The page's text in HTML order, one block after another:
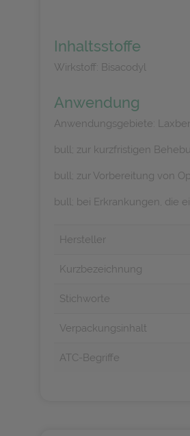
Inhaltsstoffe
Wirkstoff: Bisacodyl
Anwendung
Anwendungsgebiete:
bull; zur kurzfristigen
bull; zur Vorbereitung von
bull; bei Erkrankungen, die
Hersteller
Kurzbezeichnung
Stichworte
Verpackungsinhalt
ATC-Begriffe